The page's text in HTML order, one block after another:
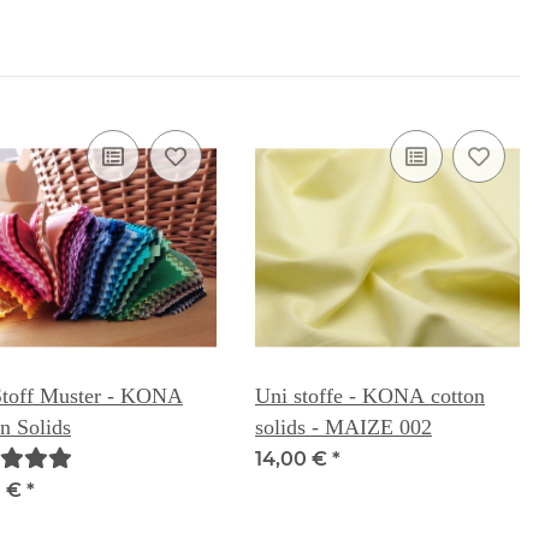
Muster - KONA
Solids
€ *
Uni stoffe - KONA cotton
solids - MAIZE 002
14,00 € *